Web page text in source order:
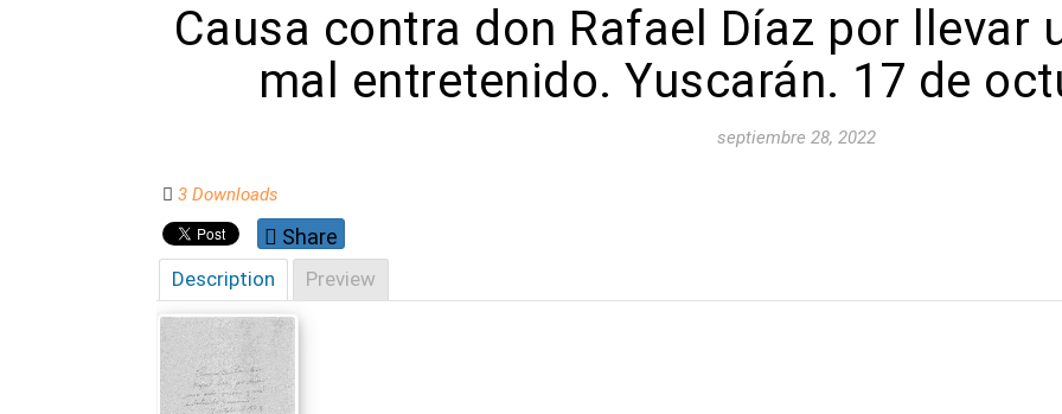
Causa contra don Rafael Díaz por llevar
mal entretenido. Yuscarán. 17 de
septiembre 28, 2022
3 Downloads
Share
Description Preview